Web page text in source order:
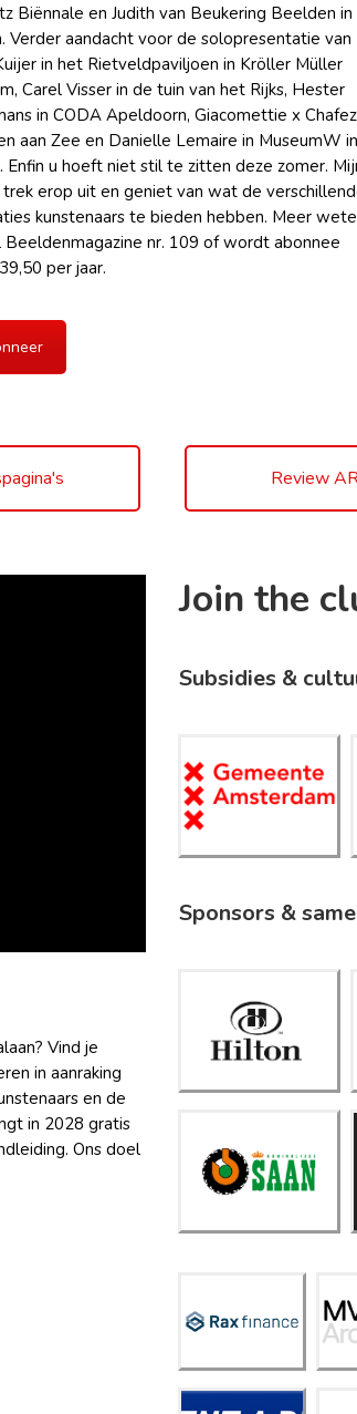
Biënnale en Judith van Beukering Beelden in
Verder aandacht voor de solopresentatie van
in het Rietveldpaviljoen in Kröller Müller
Carel Visser in de tuin van het Rijks, Hester
in CODA Apeldoorn, Giacomettie x
aan Zee en Danielle Lemaire in MuseumW in
Enfin u hoeft niet stil te zitten deze zomer.
trek erop uit en geniet van wat de
kunstenaars te bieden hebben. Meer
nr. 109 of wordt abonnee
per jaar.
Review
Vind je
in aanraking
en de
in 2028 gratis
Ons doel
Join the
Subsidies &
Gemeent
e
Amsterd
Sponsors &
Hilton
Amsterd
am
Koninklijk
e SAAN
Finan